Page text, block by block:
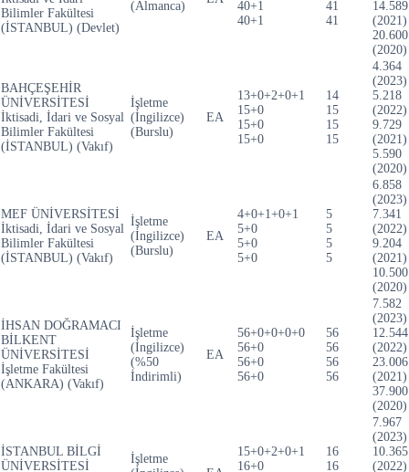
Bilimler Fakültesi
(İSTANBUL) (Devlet)
(Almanca)
40+1
40+1
41
41
14.589
(2021)
20.600
(2020)
BAHÇEŞEHİR
ÜNİVERSİTESİ
İktisadi, İdari ve Sosyal
Bilimler Fakültesi
(İSTANBUL) (Vakıf)
İşletme
(İngilizce)
(Burslu)
EA
13+0+2+0+1
15+0
15+0
15+0
14
15
15
15
4.364
(2023)
5.218
(2022)
9.729
(2021)
5.590
(2020)
MEF ÜNİVERSİTESİ
İktisadi, İdari ve Sosyal
Bilimler Fakültesi
(İSTANBUL) (Vakıf)
İşletme
(İngilizce)
(Burslu)
EA
4+0+1+0+1
5+0
5+0
5+0
5
5
5
5
6.858
(2023)
7.341
(2022)
9.204
(2021)
10.500
(2020)
İHSAN DOĞRAMACI
BİLKENT
ÜNİVERSİTESİ
İşletme Fakültesi
(ANKARA) (Vakıf)
İşletme
(İngilizce)
(%50
İndirimli)
EA
56+0+0+0+0
56+0
56+0
56+0
56
56
56
56
7.582
(2023)
12.544
(2022)
23.006
(2021)
37.900
(2020)
İSTANBUL BİLGİ
ÜNİVERSİTESİ
İşletme
15+0+2+0+1
16+0
16
16
7.967
(2023)
10.365
(2022)